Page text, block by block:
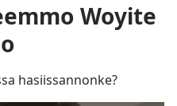
Woyite
hasiissannonke?